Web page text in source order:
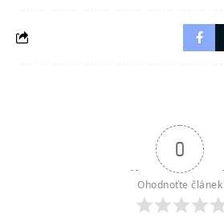
0
Ohodnoťte článek